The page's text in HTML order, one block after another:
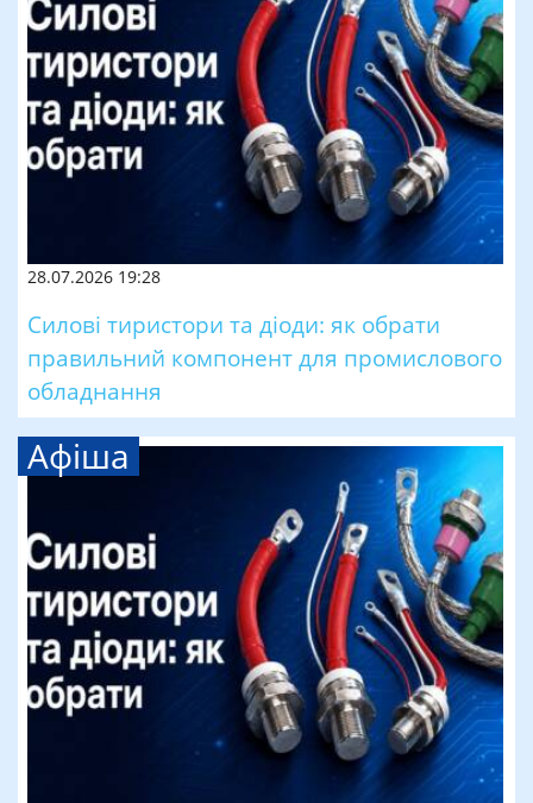
28.07.2026 19:28
Силові тиристори та діоди: як обрати
правильний компонент для промислового
обладнання
Афіша